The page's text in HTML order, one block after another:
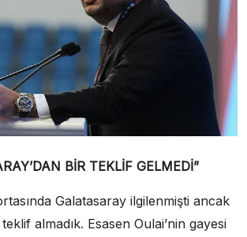
BİR TEKLİF GELMEDİ”
Galatasaray ilgilenmişti ancak
almadık. Esasen Oulai’nin gayesi